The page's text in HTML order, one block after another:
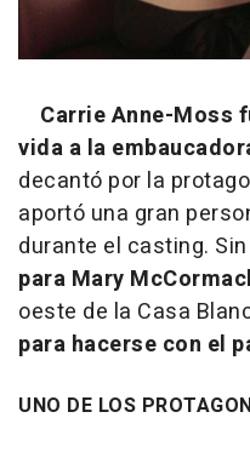
Carrie Anne-Moss
vida a la
decantó por la
aportó una gran
durante el casting.
para Mary
oeste de la Casa
para hacerse con el
UNO DE LOS